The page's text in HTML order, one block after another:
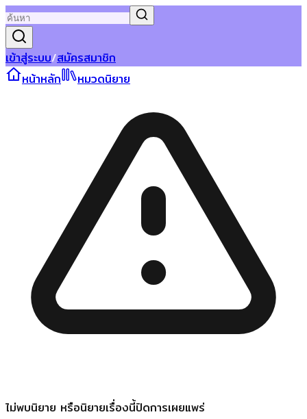
เข้าสู่ระบบ/สมัครสมาชิก
หน้าหลัก
หมวดนิยาย
ไม่พบนิยาย หรือนิยายเรื่องนี้ปิดการเผยแพร่